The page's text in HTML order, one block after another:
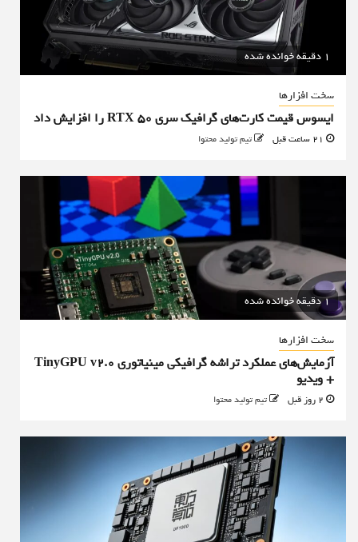
1 دقیقه خوانده شده
سخت افزارها
ایسوس قیمت کارت‌های گرافیک سری RTX 50 را افزایش داد
تیم تولید محتوا
1 دقیقه خوانده شده
سخت افزارها
آزمایش‌های عملکرد تراشه گرافیکی مینیاتوری TinyGPU v2.0
+ ویدیو
تیم تولید محتوا